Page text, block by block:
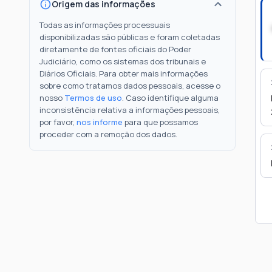
Origem das informações
Todas as informações processuais
disponibilizadas são públicas e foram coletadas
diretamente de fontes oficiais do Poder
Judiciário, como os sistemas dos tribunais e
Diários Oficiais. Para obter mais informações
sobre como tratamos dados pessoais, acesse o
nosso Termos de uso. Caso identifique alguma
inconsistência relativa a informações pessoais,
por favor, nos informe para que possamos
proceder com a remoção dos dados.